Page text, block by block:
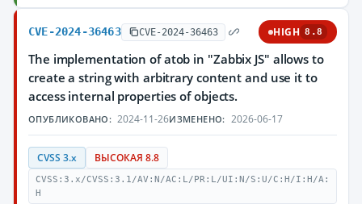
CVE-2024-36463 CVE-2024-36463 HIGH 8.8
The implementation of atob in "Zabbix JS" allows to
create a string with arbitrary content and use it to
access internal properties of objects.
ОПУБЛИКОВАНО: 2024-11-26ИЗМЕНЕНО: 2026-06-17
CVSS 3.x ВЫСОКАЯ 8.8
CVSS:3.x/CVSS:3.1/AV:N/AC:L/PR:L/UI:N/S:U/C:H/I:H/A:
H